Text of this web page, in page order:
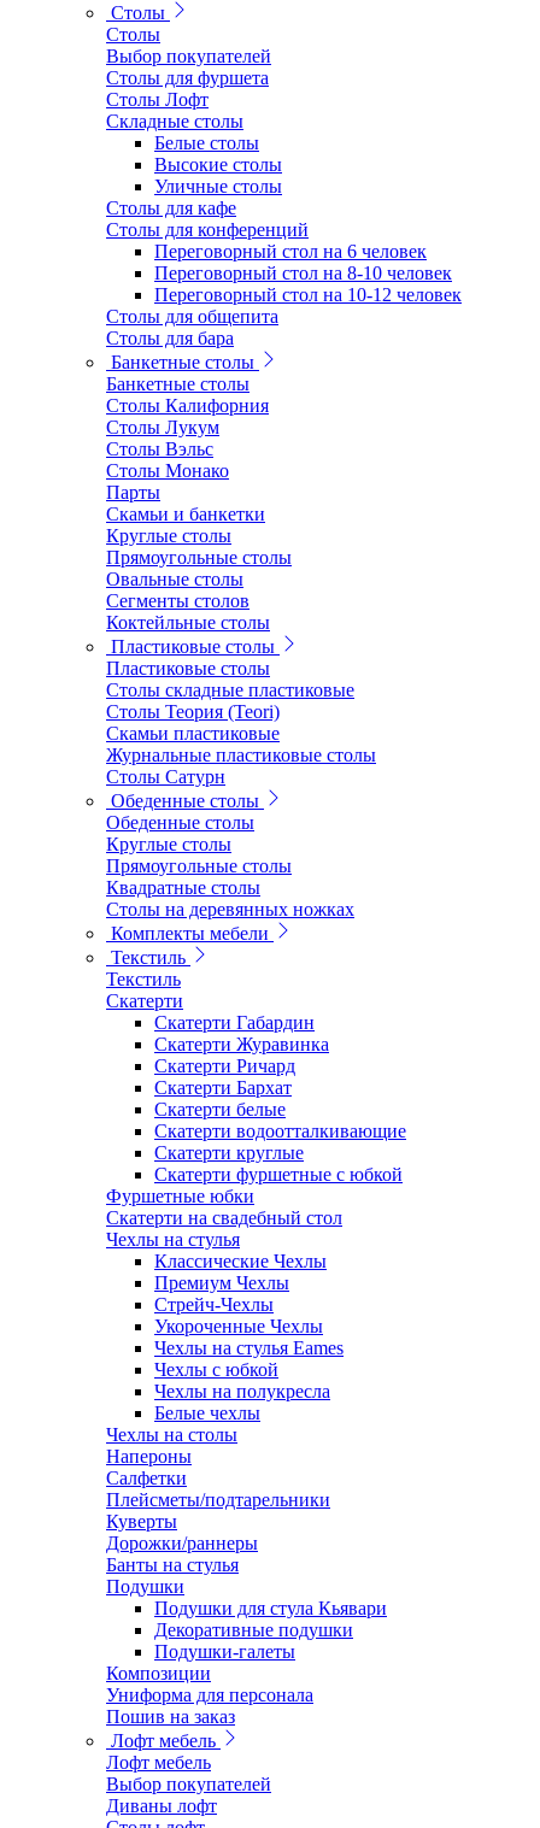
Столы
Столы
Выбор покупателей
Столы для фуршета
Столы Лофт
Складные столы
Белые столы
Высокие столы
Уличные столы
Столы для кафе
Столы для конференций
Переговорный стол на 6 человек
Переговорный стол на 8-10 человек
Переговорный стол на 10-12 человек
Столы для общепита
Столы для бара
Банкетные столы
Банкетные столы
Столы Калифорния
Столы Лукум
Столы Вэльс
Столы Монако
Парты
Скамьи и банкетки
Круглые столы
Прямоугольные столы
Овальные столы
Сегменты столов
Коктейльные столы
Пластиковые столы
Пластиковые столы
Столы складные пластиковые
Столы Теория (Teori)
Скамьи пластиковые
Журнальные пластиковые столы
Столы Сатурн
Обеденные столы
Обеденные столы
Круглые столы
Прямоугольные столы
Квадратные столы
Столы на деревянных ножках
Комплекты мебели
Текстиль
Текстиль
Скатерти
Скатерти Габардин
Скатерти Журавинка
Скатерти Ричард
Скатерти Бархат
Скатерти белые
Скатерти водоотталкивающие
Скатерти круглые
Скатерти фуршетные с юбкой
Фуршетные юбки
Скатерти на свадебный стол
Чехлы на стулья
Классические Чехлы
Премиум Чехлы
Стрейч-Чехлы
Укороченные Чехлы
Чехлы на стулья Eames
Чехлы с юбкой
Чехлы на полукресла
Белые чехлы
Чехлы на столы
Напероны
Салфетки
Плейсметы/подтарельники
Куверты
Дорожки/раннеры
Банты на стулья
Подушки
Подушки для стула Кьявари
Декоративные подушки
Подушки-галеты
Композиции
Униформа для персонала
Пошив на заказ
Лофт мебель
Лофт мебель
Выбор покупателей
Диваны лофт